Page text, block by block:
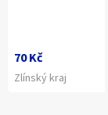
70 Kč
Zlínský kraj